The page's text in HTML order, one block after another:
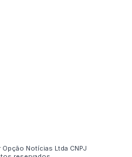
Notícias Ltda CNPJ